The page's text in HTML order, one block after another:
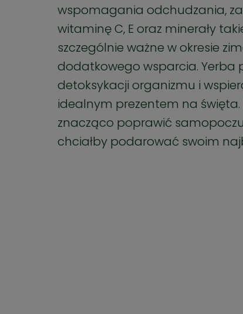
wspomagania odchudzania,
witaminę C, E oraz minerały
szczególnie ważne w okresie
dodatkowego wsparcia.
detoksykacji organizmu i
idealnym prezentem na
znacząco poprawić
chciałby podarować swoim